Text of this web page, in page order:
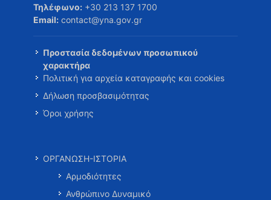
Τηλέφωνο: +30 213 137 1700
Email: contact@yna.gov.gr
Προστασία δεδομένων προσωπικού
χαρακτήρα
Πολιτική για αρχεία καταγραφής και cookies
Δήλωση προσβασιμότητας
Όροι χρήσης
ΟΡΓΑΝΩΣΗ-ΙΣΤΟΡΙΑ
Αρμοδιότητες
Ανθρώπινο Δυναμικό